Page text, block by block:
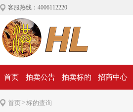
客服热线：4006112220
首页 拍卖公告 拍卖标的 招商中心
首页>标的查询